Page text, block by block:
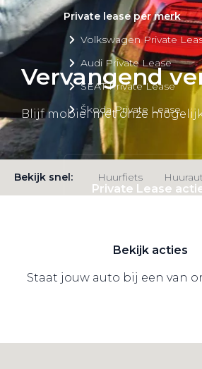
Private lease per merk
Volkswagen Private
Audi Private Lease
SEAT Private Lease
Škoda Private Lease
Private Lease
Bekijk acties
Vervangend
Blijf mobiel met onze
Bekijk snel: Huurfiets
Staat jouw auto bij een van